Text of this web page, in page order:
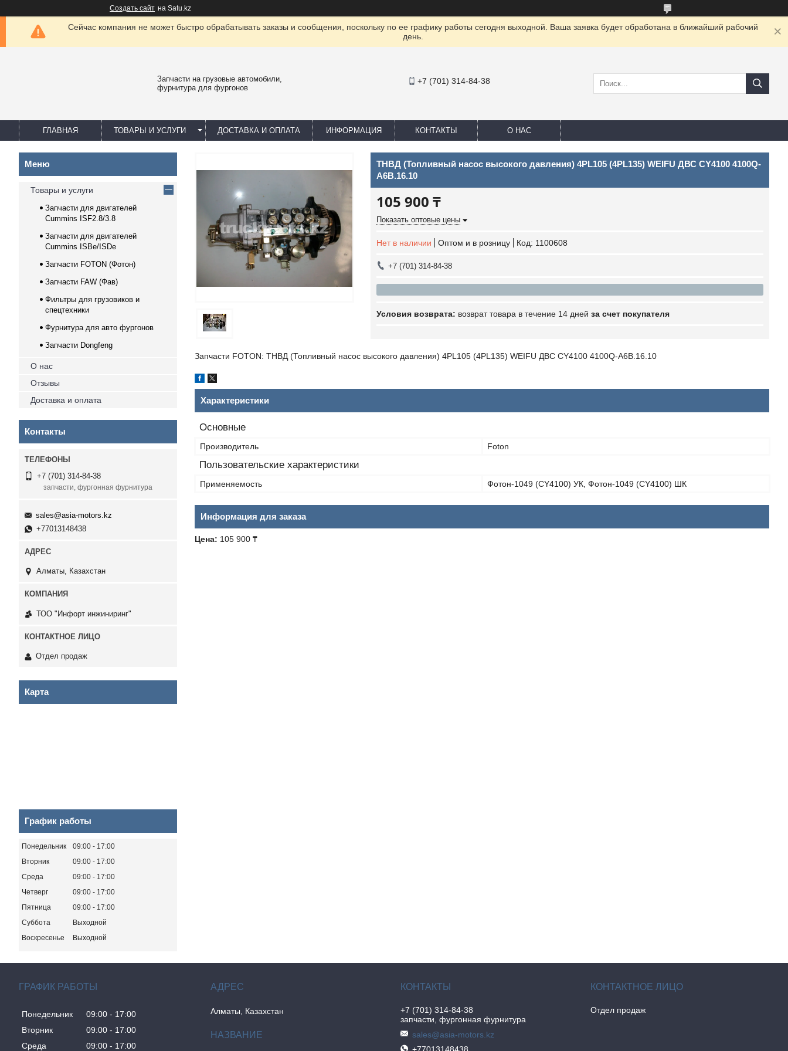
Создать сайт на Satu.kz
Сейчас компания не может быстро обрабатывать заказы и сообщения, поскольку по ее графику работы сегодня выходной. Ваша заявка будет обработана в ближайший рабочий
день.
Запчасти на грузовые автомобили,
фурнитура для фургонов
+7 (701) 314-84-38
ГЛАВНАЯ ТОВАРЫ И УСЛУГИ ДОСТАВКА И ОПЛАТА ИНФОРМАЦИЯ КОНТАКТЫ О НАС
ТНВД (Топливный насос высокого давления) 4PL105 (4PL135) WEIFU ДВС CY4100 4100Q-
A6B.16.10
105 900 ₸
Показать оптовые цены
Нет в наличии Оптом и в розницу Код: 1100608
+7 (701) 314-84-38
возврат товара в течение 14 дней за счет покупателя
Запчасти FOTON: ТНВД (Топливный насос высокого давления) 4PL105 (4PL135) WEIFU ДВС CY4100 4100Q-A6B.16.10
Характеристики
Основные
Производитель Foton
Пользовательские характеристики
Применяемость Фотон-1049 (CY4100) УК, Фотон-1049 (CY4100) ШК
Информация для заказа
Цена: 105 900 ₸
Товары и услуги
Запчасти для двигателей
Cummins ISF2.8/3.8
Запчасти для двигателей
Cummins ISBe/ISDe
Запчасти FOTON (Фотон)
Запчасти FAW (Фав)
Фильтры для грузовиков и
спецтехники
Фурнитура для авто фургонов
Запчасти Dongfeng
О нас
Отзывы
Доставка и оплата
Контакты
+7 (701) 314-84-38
запчасти, фургонная фурнитура
sales@asia-motors.kz
+77013148438
Алматы, Казахстан
ТОО "Инфорт инжиниринг"
Отдел продаж
Карта
График работы
Понедельник 09:00
17:00
Вторник
09:00
17:00
Среда
09:00
17:00
Четверг
09:00
17:00
Пятница
09:00
17:00
Суббота
Выходной
Воскресенье
Выходной
ГРАФИК РАБОТЫ
Понедельник 09:00
17:00
Вторник
09:00
17:00
Среда
09:00 17:00
Алматы, Казахстан
+7 (701) 314-84-38
запчасти, фургонная фурнитура
sales@asia-motors.kz
Отдел продаж